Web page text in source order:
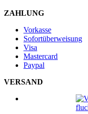
ZAHLUNG
Vorkasse
Sofortüberweisung
Visa
Mastercard
Paypal
VERSAND